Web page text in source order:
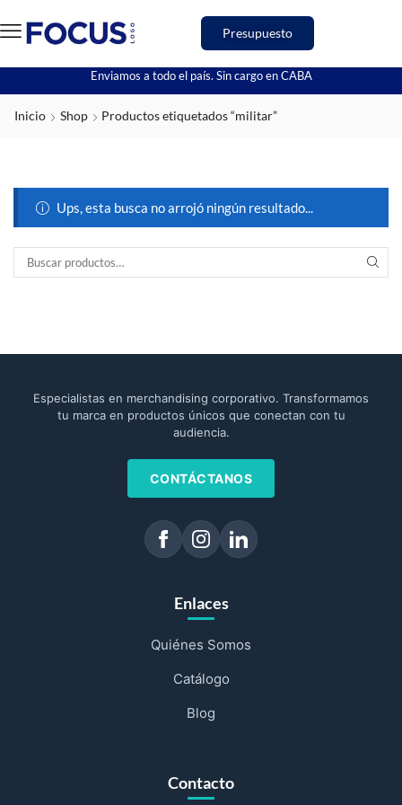
Presupuesto
Enviamos a todo el país. Sin cargo en CABA
Inicio Shop Productos etiquetados “militar”
Ups, esta busca no arrojó ningún resultado...
Especialistas en merchandising corporativo. Transformamos
tu marca en productos únicos que conectan con tu
audiencia.
CONTÁCTANOS
Enlaces
Quiénes Somos
Catálogo
Blog
Contacto